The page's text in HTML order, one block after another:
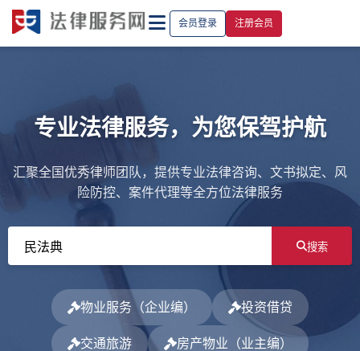
会员登录 注册会员
专业法律服务，为您保驾护航
汇聚全国优秀律师团队，提供专业法律咨询、文书拟定、风
险防控、案件代理等全方位法律服务
搜索
物业服务（企业编） 投资借贷
交通旅游 房产物业（业主编）